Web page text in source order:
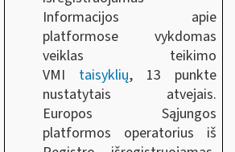
Informacijos apie
platformose vykdomas
veiklas teikimo
VMI taisyklių, 13 punkte
nustatytais atvejais.
Europos Sąjungos
platformos operatorius iš